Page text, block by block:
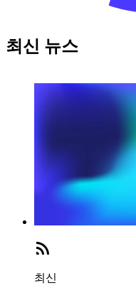
최신 뉴스
최신